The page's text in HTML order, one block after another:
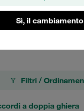
Sì, il
il prodotto che
Filtri /
a doppia ghiera